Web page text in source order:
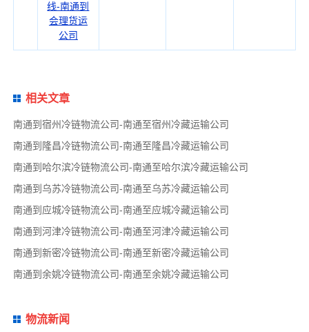
线-南通到
会理货运
公司
相关文章
南通到宿州冷链物流公司-南通至宿州冷藏运输公司
南通到隆昌冷链物流公司-南通至隆昌冷藏运输公司
南通到哈尔滨冷链物流公司-南通至哈尔滨冷藏运输公司
南通到乌苏冷链物流公司-南通至乌苏冷藏运输公司
南通到应城冷链物流公司-南通至应城冷藏运输公司
南通到河津冷链物流公司-南通至河津冷藏运输公司
南通到新密冷链物流公司-南通至新密冷藏运输公司
南通到余姚冷链物流公司-南通至余姚冷藏运输公司
物流新闻